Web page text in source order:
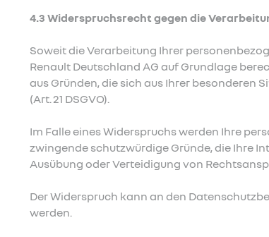
4.3 Widerspruchsrecht gegen die
Soweit die Verarbeitung Ihrer
Renault Deutschland AG auf Grundlage
aus Gründen, die sich aus Ihrer besonderen
(Art. 21 DSGVO).
Im Falle eines Widerspruchs werden Ihre
zwingende schutzwürdige Gründe, die Ihre
Ausübung oder Verteidigung von
Der Widerspruch kann an den
werden.